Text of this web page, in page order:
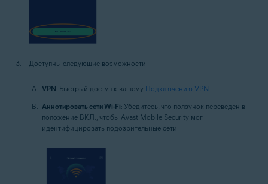
Доступны следующие возможности:
VPN: Быстрый доступ к вашему Подключению VPN
Аннотировать сети Wi-Fi: Убедитесь, что ползунок переведен в
положение ВКЛ., чтобы Avast Mobile Security мог
идентифицировать подозрительные сети.